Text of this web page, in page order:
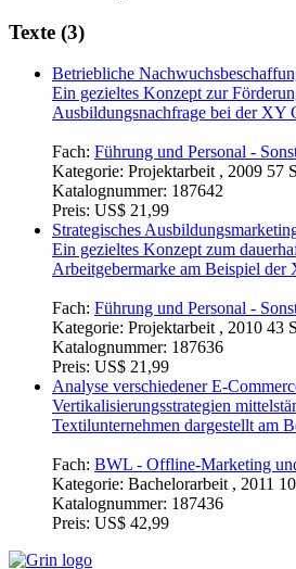
Texte (3)
Betriebliche
Ein gezieltes Konzept zur
Ausbildungsnachfrage bei der XY
Fach: Führung und Personal -
Kategorie: Projektarbeit , 2009 57
Katalognummer: 187642
Preis: US$ 21,99
Strategisches
Ein gezieltes Konzept zum
Arbeitgebermarke am Beispiel der
Fach: Führung und Personal -
Kategorie: Projektarbeit , 2010 43
Katalognummer: 187636
Preis: US$ 21,99
Analyse verschiedener E-
Vertikalisierungsstrategien
Textilunternehmen dargestellt am
Fach: BWL - Offline-Marketing
Kategorie: Bachelorarbeit , 2011
Katalognummer: 187436
Preis: US$ 42,99